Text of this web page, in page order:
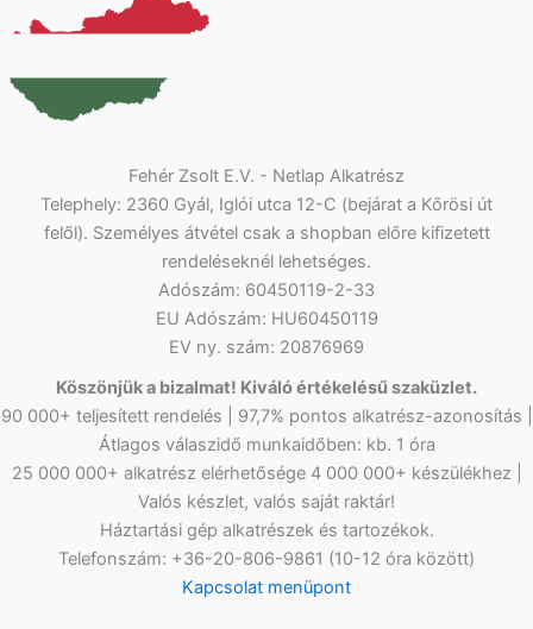
Fehér Zsolt E.V. - Netlap Alkatrész
Telephely: 2360 Gyál, Iglói utca 12-C (bejárat a Kőrösi út
felől). Személyes átvétel csak a shopban előre kifizetett
rendeléseknél lehetséges.
Adószám: 60450119-2-33
EU Adószám: HU60450119
EV ny. szám: 20876969
Köszönjük a bizalmat! Kiváló értékelésű szaküzlet.
90 000+ teljesített rendelés | 97,7% pontos alkatrész-azonosítás |
Átlagos válaszidő munkaidőben: kb. 1 óra
25 000 000+ alkatrész elérhetősége 4 000 000+ készülékhez |
Valós készlet, valós saját raktár!
Háztartási gép alkatrészek és tartozékok.
Telefonszám: +36-20-806-9861 (10-12 óra között)
Kapcsolat menüpont